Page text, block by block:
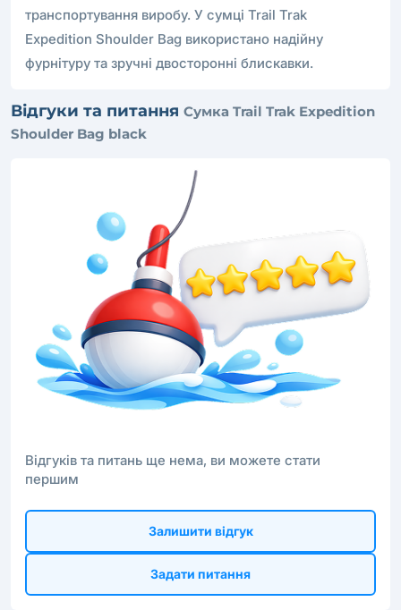
транспортування виробу. У сумці Trail Trak
Expedition Shoulder Bag використано надійну
фурнітуру та зручні двосторонні блискавки.
Відгуки та питання Сумка Trail Trak Expedition
Shoulder Bag black
Відгуків та питань ще нема, ви можете стати
першим
Залишити відгук
Задати питання